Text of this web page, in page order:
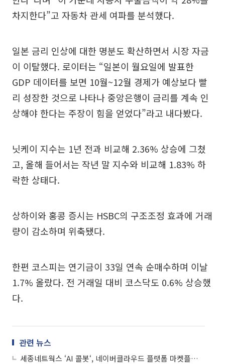
차지한다”고 자동차 관세 여파를 분석했다.
일본 금리 인상에 대한 명분도 확산하면서 시장 자금
이 이탈했다. 로이터는 “일본이 월요일에 발표한
GDP 데이터를 보면 10월~12월 경제가 예상보다 빨
리 성장한 것으로 나타나 중앙은행이 금리를 계속 인
상해야 한다는 주장이 힘을 얻었다”라고 내다봤다.
닛케이 지수는 1년 전과 비교해 2.36% 상승에 그쳤
고, 올해 들어서는 작년 말 지수와 비교해 1.83% 하
락한 상태다.
상하이와 홍콩 증시는 HSBC의 구조조정 효과에 거래
량이 감소하며 위축됐다.
한편 코스피는 연기금이 33일 연속 순매수하며 이날
1.7% 올랐다. 전 거래일 대비 코스닥도 0.6% 상승했
다.
관련 뉴스
세종네트웍스 ‘AI 콜봇‘, 네이버클라우드 플랫폼 마켓플레이스 입점